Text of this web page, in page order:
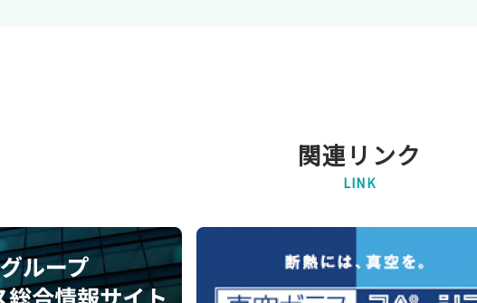
関連リンク
LINK